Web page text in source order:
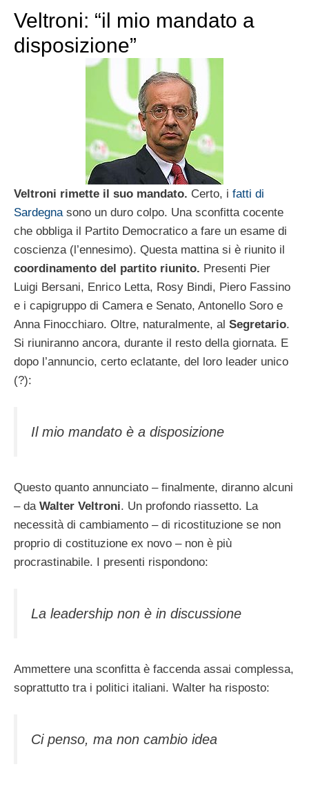
Veltroni: “il mio mandato a
disposizione”
Veltroni rimette il suo mandato. Certo, i fatti di
Sardegna sono un duro colpo. Una sconfitta cocente
che obbliga il Partito Democratico a fare un esame di
coscienza (l’ennesimo). Questa mattina si è riunito il
coordinamento del partito riunito. Presenti Pier
Luigi Bersani, Enrico Letta, Rosy Bindi, Piero Fassino
e i capigruppo di Camera e Senato, Antonello Soro e
Anna Finocchiaro. Oltre, naturalmente, al Segretario.
Si riuniranno ancora, durante il resto della giornata. E
dopo l’annuncio, certo eclatante, del loro leader unico
(?):
Il mio mandato è a disposizione
Questo quanto annunciato – finalmente, diranno alcuni
– da Walter Veltroni. Un profondo riassetto. La
necessità di cambiamento – di ricostituzione se non
proprio di costituzione ex novo – non è più
procrastinabile. I presenti rispondono:
La leadership non è in discussione
Ammettere una sconfitta è faccenda assai complessa,
soprattutto tra i politici italiani. Walter ha risposto:
Ci penso, ma non cambio idea